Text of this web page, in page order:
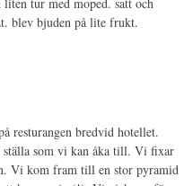
blev bjuden på lite frukt.
resturangen bredvid hotellet.
som vi kan åka till. Vi fixar
Vi kom fram till en stor pyramid